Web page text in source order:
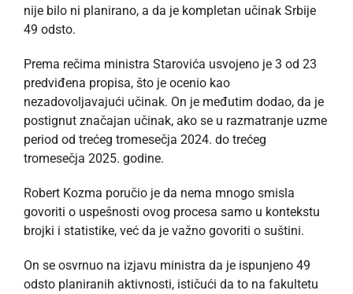
nije bilo ni planirano, a da je kompletan učinak Srbije
49 odsto.
Prema rečima ministra Starovića usvojeno je 3 od 23
predviđena propisa, što je ocenio kao
nezadovoljavajući učinak. On je međutim dodao, da je
postignut značajan učinak, ako se u razmatranje uzme
period od trećeg tromesečja 2024. do trećeg
tromesečja 2025. godine.
Robert Kozma poručio je da nema mnogo smisla
govoriti o uspešnosti ovog procesa samo u kontekstu
brojki i statistike, već da je važno govoriti o suštini.
On se osvrnuo na izjavu ministra da je ispunjeno 49
odsto planiranih aktivnosti, ističući da to na fakultetu